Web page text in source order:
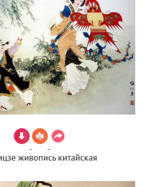
живопись китайская